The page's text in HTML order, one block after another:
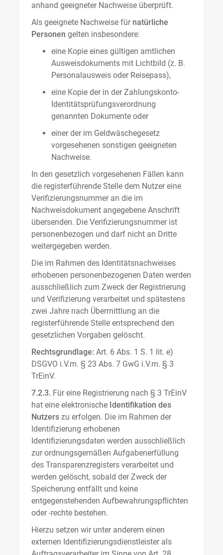
anhand geeigneter Nachweise überprüft.
Als geeignete Nachweise für natürliche
Personen gelten insbesondere:
eine Kopie eines gültigen amtlichen
Ausweisdokuments mit Lichtbild (z. B.
Personalausweis oder Reisepass),
eine Kopie der in der Zahlungskonto-
Identitätsprüfungsverordnung
genannten Dokumente oder
einer der im Geldwäschegesetz
vorgesehenen sonstigen geeigneten
Nachweise.
In den gesetzlich vorgesehenen Fällen kann
die registerführende Stelle dem Nutzer eine
Verifizierungsnummer an die im
Nachweisdokument angegebene Anschrift
übersenden. Die Verifizierungsnummer ist
personenbezogen und darf nicht an Dritte
weitergegeben werden.
Die im Rahmen des Identitätsnachweises
erhobenen personenbezogenen Daten werden
ausschließlich zum Zweck der Registrierung
und Verifizierung verarbeitet und spätestens
zwei Jahre nach Übermittlung an die
registerführende Stelle entsprechend den
gesetzlichen Vorgaben gelöscht.
Rechtsgrundlage: Art. 6 Abs. 1 S. 1 lit. e)
DSGVO i.V.m. § 23 Abs. 7 GwG i.V.m. § 3
TrEinV.
7.2.3. Für eine Registrierung nach § 3 TrEinV
hat eine elektronische Identifikation des
Nutzers zu erfolgen. Die im Rahmen der
Identifizierung erhobenen
Identifizierungsdaten werden ausschließlich
zur ordnungsgemäßen Aufgabenerfüllung
des Transparenzregisters verarbeitet und
werden gelöscht, sobald der Zweck der
Speicherung entfällt und keine
entgegenstehenden Aufbewahrungspflichten
oder -rechte bestehen.
Hierzu setzen wir unter anderem einen
externen Identifizierungsdienstleister als